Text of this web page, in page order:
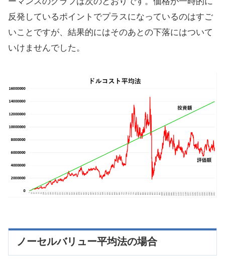
反発しているポイントでプラスになっているのはすご
いことですが、結果的にはそのあとの下落にはついて
いけませんでした。
ノーセルバリュー平均法の場合